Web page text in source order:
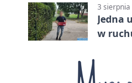
3 sierpnia
Jedna
w